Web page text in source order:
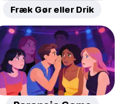
Fræk Gør eller Drik